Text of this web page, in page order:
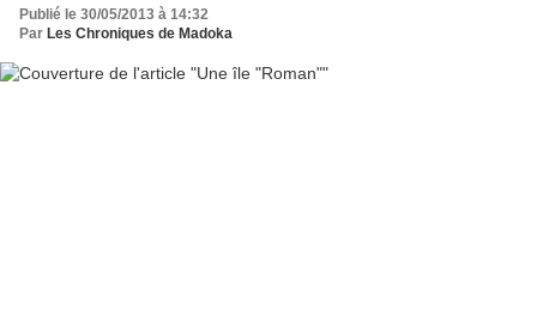
Publié le 30/05/2013 à 14:32
Par Les Chroniques de Madoka